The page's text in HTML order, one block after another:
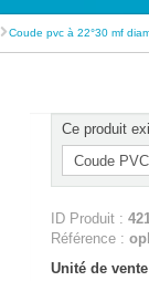
Coude pvc à 22°30 mf
Ce produit
ID Produit :
Référence :
Unité de